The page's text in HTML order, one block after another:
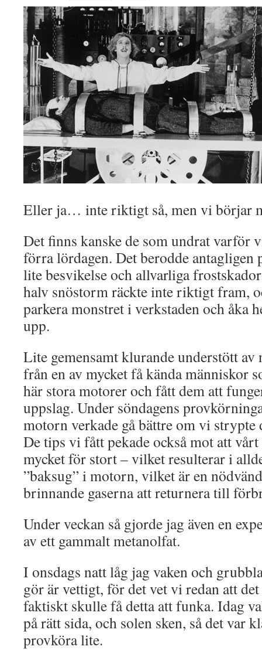
Eller ja… inte riktigt så, men vi börjar
Det finns kanske de som undrat varför
förra lördagen. Det berodde antagligen
lite besvikelse och allvarliga
halv snöstorm räckte inte riktigt fram,
parkera monstret i verkstaden och åka
upp.
Lite gemensamt klurande understött av
från en av mycket få kända människor
här stora motorer och fått dem att
uppslag. Under söndagens
motorn verkade gå bättre om vi
De tips vi fått pekade också mot att
mycket för stort – vilket resulterar i
”baksug” i motorn, vilket är en
brinnande gaserna att returnera till
Under veckan så gjorde jag även en
av ett gammalt metanolfat.
I onsdags natt låg jag vaken och
gör är vettigt, för det vet vi redan att
faktiskt skulle få detta att funka. Idag
på rätt sida, och solen sken, så det var
provköra lite.